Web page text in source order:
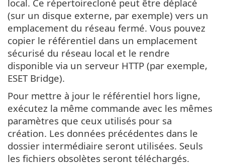
local. Ce répertoirecloné peut être déplacé
(sur un disque externe, par exemple) vers un
emplacement du réseau fermé. Vous pouvez
copier le référentiel dans un emplacement
sécurisé du réseau local et le rendre
disponible via un serveur HTTP (par exemple,
ESET Bridge).
Pour mettre à jour le référentiel hors ligne,
exécutez la même commande avec les mêmes
paramètres que ceux utilisés pour sa
création. Les données précédentes dans le
dossier intermédiaire seront utilisées. Seuls
les fichiers obsolètes seront téléchargés.